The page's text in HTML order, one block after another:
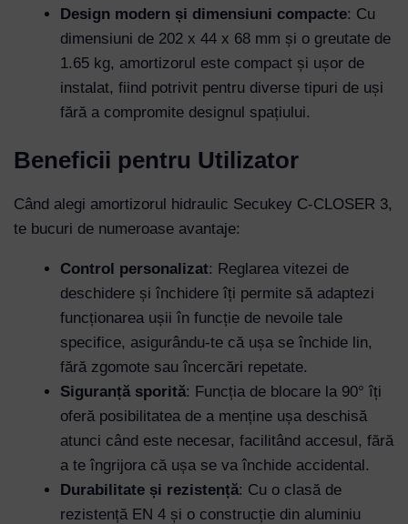
Design modern și dimensiuni compacte: Cu
dimensiuni de 202 x 44 x 68 mm și o greutate de
1.65 kg, amortizorul este compact și ușor de
instalat, fiind potrivit pentru diverse tipuri de uși
fără a compromite designul spațiului.
Beneficii pentru Utilizator
Când alegi amortizorul hidraulic Secukey C-CLOSER 3,
te bucuri de numeroase avantaje:
Control personalizat: Reglarea vitezei de
deschidere și închidere îți permite să adaptezi
funcționarea ușii în funcție de nevoile tale
specifice, asigurându-te că ușa se închide lin,
fără zgomote sau încercări repetate.
Siguranță sporită: Funcția de blocare la 90° îți
oferă posibilitatea de a menține ușa deschisă
atunci când este necesar, facilitând accesul, fără
a te îngrijora că ușa se va închide accidental.
Durabilitate și rezistență: Cu o clasă de
rezistență EN 4 și o construcție din aluminiu